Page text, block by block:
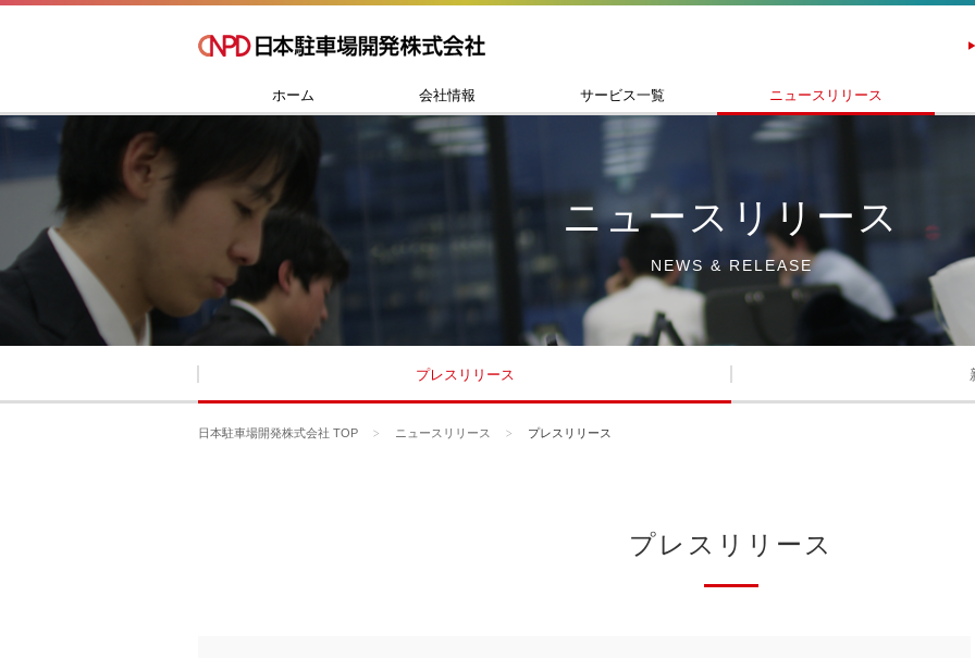
ホーム 会社情報 サービス一覧 ニュースリリース
ニュースリリース
NEWS & RELEASE
プレスリリース
日本駐車場開発株式会社 TOP ニュースリリース プレスリリース
プレスリリース